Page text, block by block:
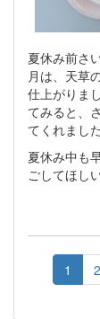
夏休み前さ
月は、天草
仕上がりま
てみると、
てくれました
夏休み中も
ごしてほし
1 2